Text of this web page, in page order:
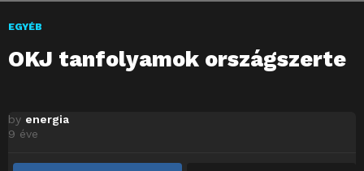
EGYÉB
OKJ tanfolyamok országszerte
by energia
9 éve